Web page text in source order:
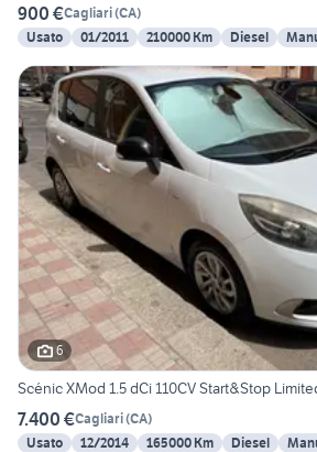
900 €Cagliari(CA)
Usato
01/2011 210000 Km Diesel
6
Scénic XMod 1.5 dCi 110CV Start&Stop
7.400 €Cagliari(CA)
Usato
12/2014 165000 Km Diesel